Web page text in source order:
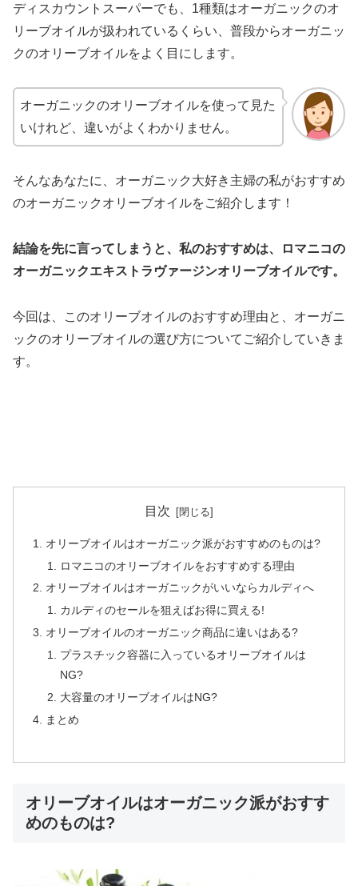
ディスカウントスーパーでも、1種類はオーガニックのオ
リーブオイルが扱われているくらい、普段からオーガニッ
クのオリーブオイルをよく目にします。
オーガニックのオリーブオイルを使って見た
いけれど、違いがよくわかりません。
そんなあなたに、オーガニック大好き主婦の私がおすすめ
のオーガニックオリーブオイルをご紹介します！
結論を先に言ってしまうと、私のおすすめは、ロマニコの
オーガニックエキストラヴァージンオリーブオイルです。
今回は、このオリーブオイルのおすすめ理由と、オーガニ
ックのオリーブオイルの選び方についてご紹介していきま
す。
目次
オリーブオイルはオーガニック派がおすすめのものは?
ロマニコのオリーブオイルをおすすめする理由
オリーブオイルはオーガニックがいいならカルディへ
カルディのセールを狙えばお得に買える!
オリーブオイルのオーガニック商品に違いはある?
プラスチック容器に入っているオリーブオイルは
NG?
大容量のオリーブオイルはNG?
まとめ
オリーブオイルはオーガニック派がおすす
めのものは?